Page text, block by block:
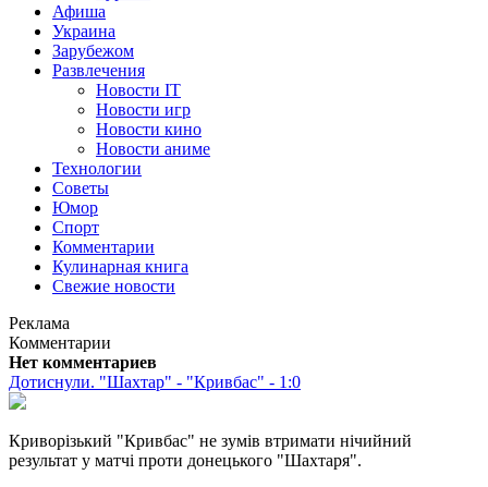
Афиша
Украина
Зарубежом
Развлечения
Новости IT
Новости игр
Новости кино
Новости аниме
Технологии
Советы
Юмор
Спорт
Комментарии
Кулинарная книга
Свежие новости
Реклама
Комментарии
Нет комментариев
Дотиснули. "Шахтар" - "Кривбас" - 1:0
Криворізький "Кривбас" не зумів втримати нічийний
результат у матчі проти донецького "Шахтаря".